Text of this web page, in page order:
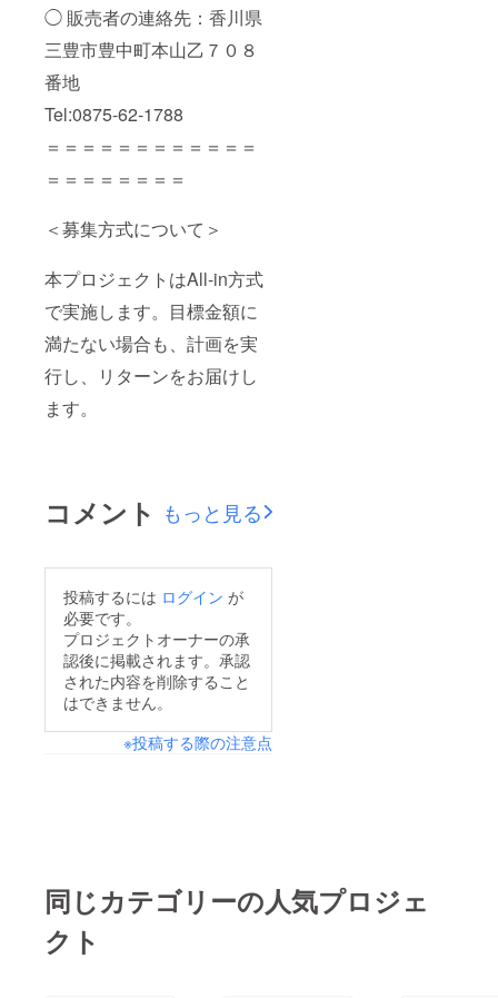
◯ 販売者の連絡先：香川県
三豊市豊中町本山乙７０８
番地
Tel:0875-62-1788
＝＝＝＝＝＝＝＝＝＝＝＝
＝＝＝＝＝＝＝＝
＜募集方式について＞
本プロジェクトはAll-in方式
で実施します。目標金額に
満たない場合も、計画を実
行し、リターンをお届けし
ます。
コメント もっと見る
投稿するには ログイン が
必要です。
プロジェクトオーナーの承
認後に掲載されます。承認
された内容を削除すること
はできません。
※投稿する際の注意点
同じカテゴリーの人気プロジェ
クト